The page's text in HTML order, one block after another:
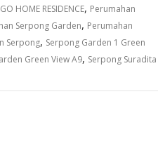
HOME RESIDENCE, Perumahan
Serpong Garden, Perumahan
Serpong, Serpong Garden 1 Green
Green View A9, Serpong Suradita